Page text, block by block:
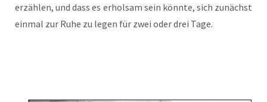
erzäh­len, und dass es erhol­sam sein könn­te, sich zunächst
ein­mal zur Ruhe zu legen für zwei oder drei Tage.